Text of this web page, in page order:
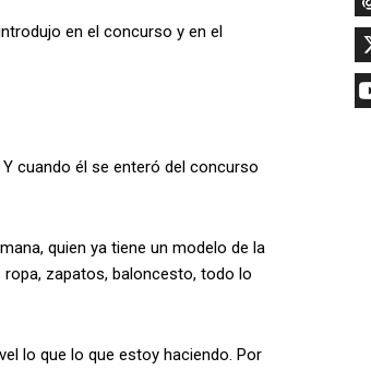
en el concurso y en el
cuando él se enteró del concurso
quien ya tiene un modelo de la
zapatos, baloncesto, todo lo
lo que lo que estoy haciendo. Por